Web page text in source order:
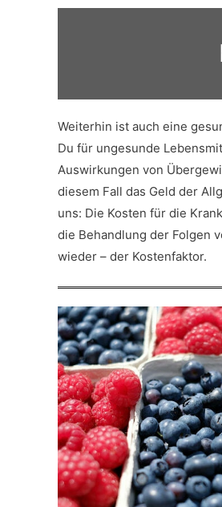
Weiterhin ist auch eine
Du für ungesunde
Auswirkungen von
diesem Fall das Geld der
uns: Die Kosten für die
die Behandlung der Folgen
wieder – der Kostenfaktor.